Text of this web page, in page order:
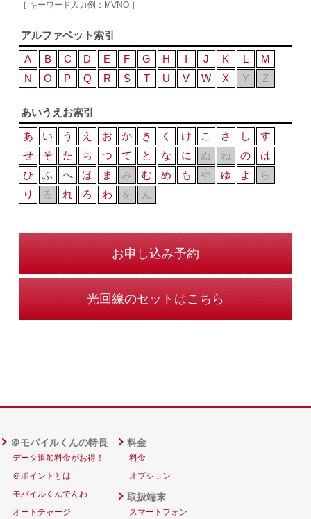
［ キーワード入力例：MVNO ］
アルファベット索引
A
B C D E F G H I J K L
M
N
O P Q R S T U V W X Y Z
あいうえお索引
あ
い う え お か き く け こ さ し
す
せ
そ た ち つ て と な に ぬ ね の
は
ひ
ふ へ ほ ま み む め も や ゆ よ
ら
り
る れ ろ わ を ん
お申し込み予約
光回線のセットはこちら
＠モバイルくんの特長
データ追加料金がお得！
＠ポイントとは
モバイルくんでんわ
オートチャージ
料金
料金
オプション
取扱端末
スマートフォン